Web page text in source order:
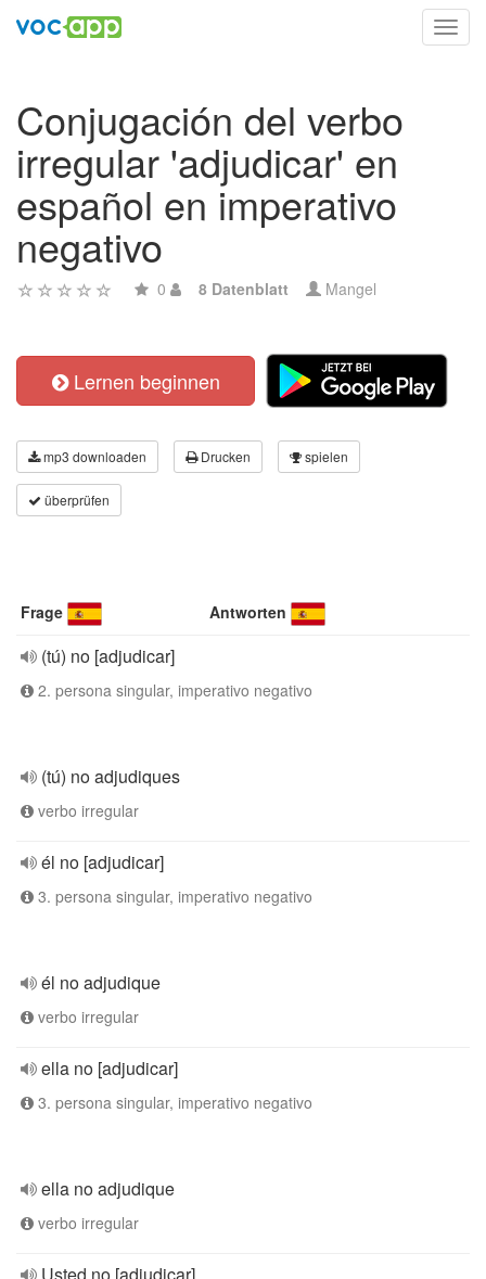
Conjugación del verbo
irregular 'adjudicar' en
español en imperativo
negativo
0 8 Datenblatt Mangel
Lernen beginnen
mp3 downloaden Drucken spielen
überprüfen
Frage Antworten
(tú) no [adjudicar]
2. persona singular, imperativo negativo
(tú) no adjudiques
verbo irregular
él no [adjudicar]
3. persona singular, imperativo negativo
él no adjudique
verbo irregular
ella no [adjudicar]
3. persona singular, imperativo negativo
ella no adjudique
verbo irregular